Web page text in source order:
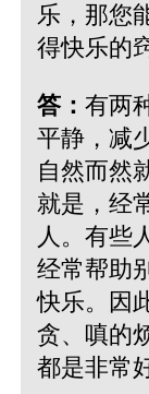
乐，那您
得快乐的
答： 有两
平静，减
自然而然
就是，经
人。有些
经常帮助
快乐。因
贪、嗔的
都是非常